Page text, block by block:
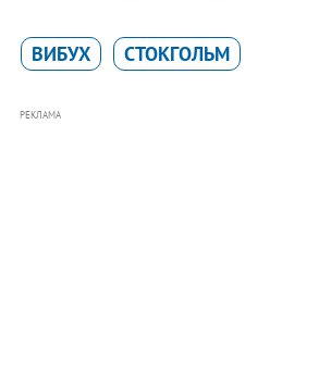
ВИБУХ СТОКГОЛЬМ
РЕКЛАМА